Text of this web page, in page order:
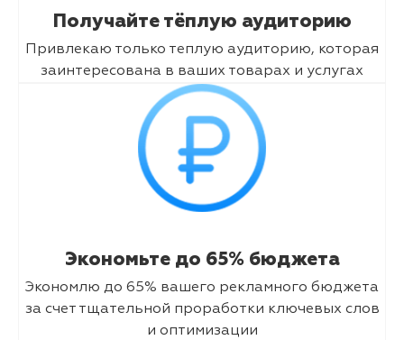
Получайте тёплую аудиторию
Привлекаю только теплую аудиторию, которая
заинтересована в ваших товарах и услугах
Экономьте до 65% бюджета
Экономлю до 65% вашего рекламного бюджета
за счет тщательной проработки ключевых слов
и оптимизации